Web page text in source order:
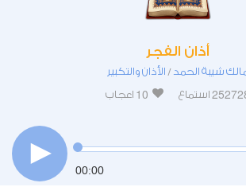
أذان الفجر
شيبة الحمد / الأذان والتكبير
استماع 10 اعجاب
00:00